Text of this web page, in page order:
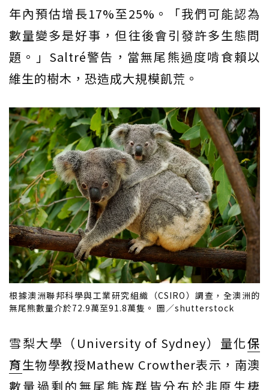
年內預估增長17%至25%。「我們可能認為
數量變多是好事，但往後會引發許多生態問
題。」Saltré警告，當無尾熊過度啃食賴以
維生的樹木，恐造成大規模飢荒。
根據澳洲聯邦科學與工業研究組織（CSIRO）調查，全澳洲的
無尾熊數量介於72.9萬至91.8萬隻。 圖／shutterstock
雪梨大學（University of Sydney）量化保
育生物學教授Mathew Crowther表示，南澳
數量過剩的無尾熊族群皆分布於非原生棲